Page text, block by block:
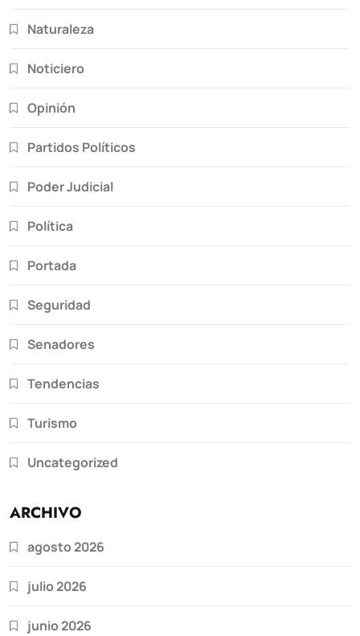
Naturaleza
Noticiero
Opinión
Partidos Políticos
Poder Judicial
Política
Portada
Seguridad
Senadores
Tendencias
Turismo
Uncategorized
ARCHIVO
agosto 2026
julio 2026
junio 2026